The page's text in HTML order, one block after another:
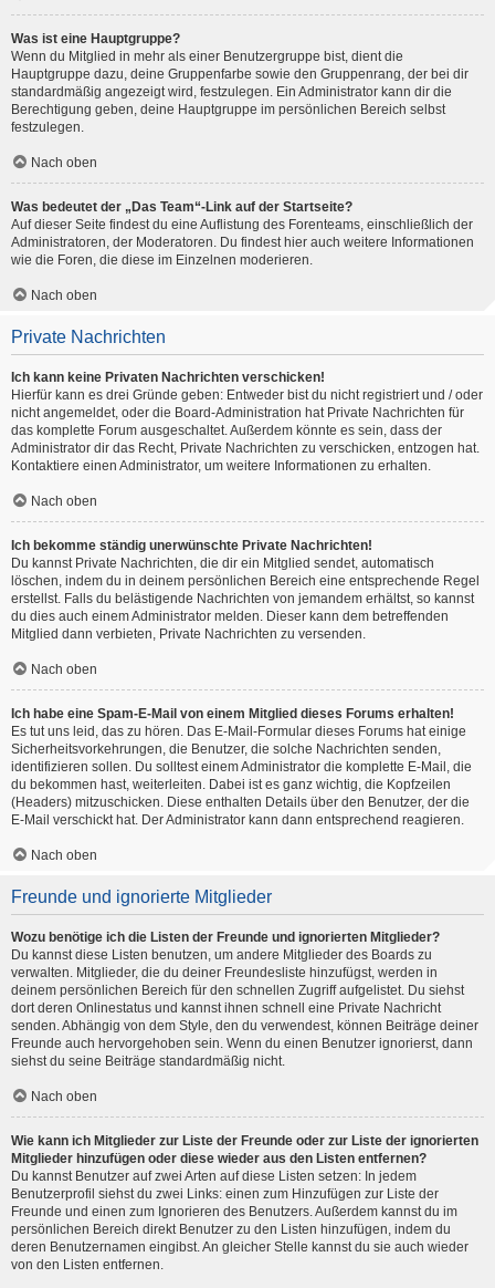
Was ist eine Hauptgruppe?
Wenn du Mitglied in mehr als einer Benutzergruppe bist, dient die
Hauptgruppe dazu, deine Gruppenfarbe sowie den Gruppenrang, der bei dir
standardmäßig angezeigt wird, festzulegen. Ein Administrator kann dir die
Berechtigung geben, deine Hauptgruppe im persönlichen Bereich selbst
festzulegen.
Nach oben
Was bedeutet der „Das Team“-Link auf der Startseite?
Auf dieser Seite findest du eine Auflistung des Forenteams, einschließlich der
Administratoren, der Moderatoren. Du findest hier auch weitere Informationen
wie die Foren, die diese im Einzelnen moderieren.
Nach oben
Private Nachrichten
Ich kann keine Privaten Nachrichten verschicken!
Hierfür kann es drei Gründe geben: Entweder bist du nicht registriert und / oder
nicht angemeldet, oder die Board-Administration hat Private Nachrichten für
das komplette Forum ausgeschaltet. Außerdem könnte es sein, dass der
Administrator dir das Recht, Private Nachrichten zu verschicken, entzogen hat.
Kontaktiere einen Administrator, um weitere Informationen zu erhalten.
Nach oben
Ich bekomme ständig unerwünschte Private Nachrichten!
Du kannst Private Nachrichten, die dir ein Mitglied sendet, automatisch
löschen, indem du in deinem persönlichen Bereich eine entsprechende Regel
erstellst. Falls du belästigende Nachrichten von jemandem erhältst, so kannst
du dies auch einem Administrator melden. Dieser kann dem betreffenden
Mitglied dann verbieten, Private Nachrichten zu versenden.
Nach oben
Ich habe eine Spam-E-Mail von einem Mitglied dieses Forums erhalten!
Es tut uns leid, das zu hören. Das E-Mail-Formular dieses Forums hat einige
Sicherheitsvorkehrungen, die Benutzer, die solche Nachrichten senden,
identifizieren sollen. Du solltest einem Administrator die komplette E-Mail, die
du bekommen hast, weiterleiten. Dabei ist es ganz wichtig, die Kopfzeilen
(Headers) mitzuschicken. Diese enthalten Details über den Benutzer, der die
E-Mail verschickt hat. Der Administrator kann dann entsprechend reagieren.
Nach oben
Freunde und ignorierte Mitglieder
Wozu benötige ich die Listen der Freunde und ignorierten Mitglieder?
Du kannst diese Listen benutzen, um andere Mitglieder des Boards zu
verwalten. Mitglieder, die du deiner Freundesliste hinzufügst, werden in
deinem persönlichen Bereich für den schnellen Zugriff aufgelistet. Du siehst
dort deren Onlinestatus und kannst ihnen schnell eine Private Nachricht
senden. Abhängig von dem Style, den du verwendest, können Beiträge deiner
Freunde auch hervorgehoben sein. Wenn du einen Benutzer ignorierst, dann
siehst du seine Beiträge standardmäßig nicht.
Nach oben
Wie kann ich Mitglieder zur Liste der Freunde oder zur Liste der ignorierten
Mitglieder hinzufügen oder diese wieder aus den Listen entfernen?
Du kannst Benutzer auf zwei Arten auf diese Listen setzen: In jedem
Benutzerprofil siehst du zwei Links: einen zum Hinzufügen zur Liste der
Freunde und einen zum Ignorieren des Benutzers. Außerdem kannst du im
persönlichen Bereich direkt Benutzer zu den Listen hinzufügen, indem du
deren Benutzernamen eingibst. An gleicher Stelle kannst du sie auch wieder
von den Listen entfernen.